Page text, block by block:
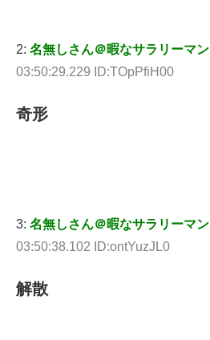
2: 名無しさん＠暇なサラリーマン
03:50:29.229 ID:TOpPfiH00
奇形
3: 名無しさん＠暇なサラリーマン
03:50:38.102 ID:ontYuzJL0
解散